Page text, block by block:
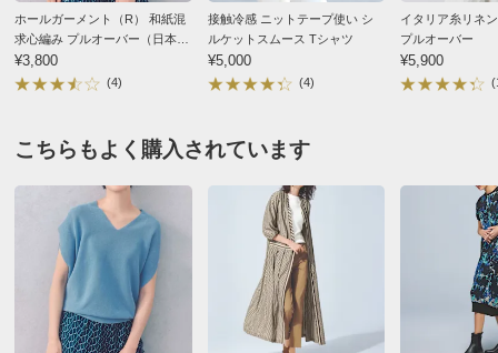
ドライ
クリーニング店のドライクリーニングへお出しくだ
さい。（家庭洗濯はできません）
ガンメタ ２：Ｍ－Ｌ
神奈川県 60代以上女性 身長 : 157cm
とても涼しげでいいです。ラメも嫌な感じはしません。
セール、クーポン利用でリーズナブルな価格での購入、
大満足です。
2026/05/22
ホールガーメント（R） 和紙混
求心編み プルオーバー（日本
製）
¥3,800
(4)
接触冷感 ニットテープ使い シ
ルケットスムース Tシャツ
¥5,000
(4)
イタリア糸リネ
プルオーバー
¥5,900
こちらもよく購入されています